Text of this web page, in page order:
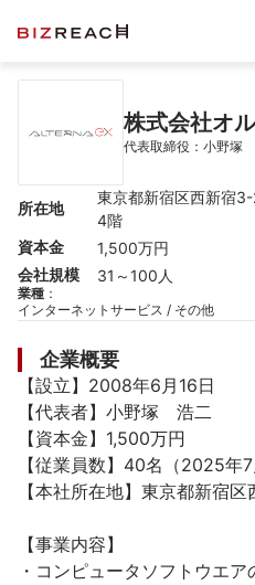
株式会社オ
代表取締役：小野塚
所在地
東京都新宿区西新宿
4階
資本金
1,500万円
会社規模
31～100人
業種 ：
インターネットサービス / その他
企業概要
【設立】2008年6月16日
【代表者】小野塚　浩二
【資本金】1,500万円
【従業員数】40名（2025年7
【本社所在地】東京都新宿
【事業内容】
・コンピュータソフトウエ